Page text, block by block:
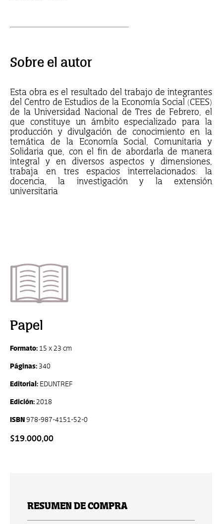
Sobre el autor
Esta obra es el resultado del trabajo de integrantes
del Centro de Estudios de la Economía Social (CEES)
de la Universidad Nacional de Tres de Febrero, el
que constituye un ámbito especializado para la
producción y divulgación de conocimiento en la
temática de la Economía Social, Comunitaria y
Solidaria que, con el fin de abordarla de manera
integral y en diversos aspectos y dimensiones,
trabaja en tres espacios interrelacionados: la
docencia, la investigación y la extensión
universitaria
Papel
Formato: 15 x 23 cm
Páginas: 340
Editorial: EDUNTREF
Edición: 2018
ISBN978-987-4151-52-0
$19.000,00
RESUMEN DE COMPRA